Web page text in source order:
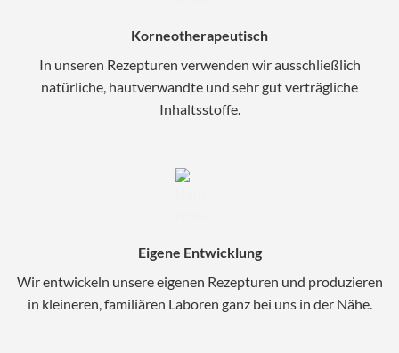
Korneotherapeutisch
In unseren Rezepturen verwenden wir ausschließlich
natürliche, hautverwandte und sehr gut verträgliche
Inhaltsstoffe.
Eigene Entwicklung
Wir entwickeln unsere eigenen Rezepturen und produzieren
in kleineren, familiären Laboren ganz bei uns in der Nähe.